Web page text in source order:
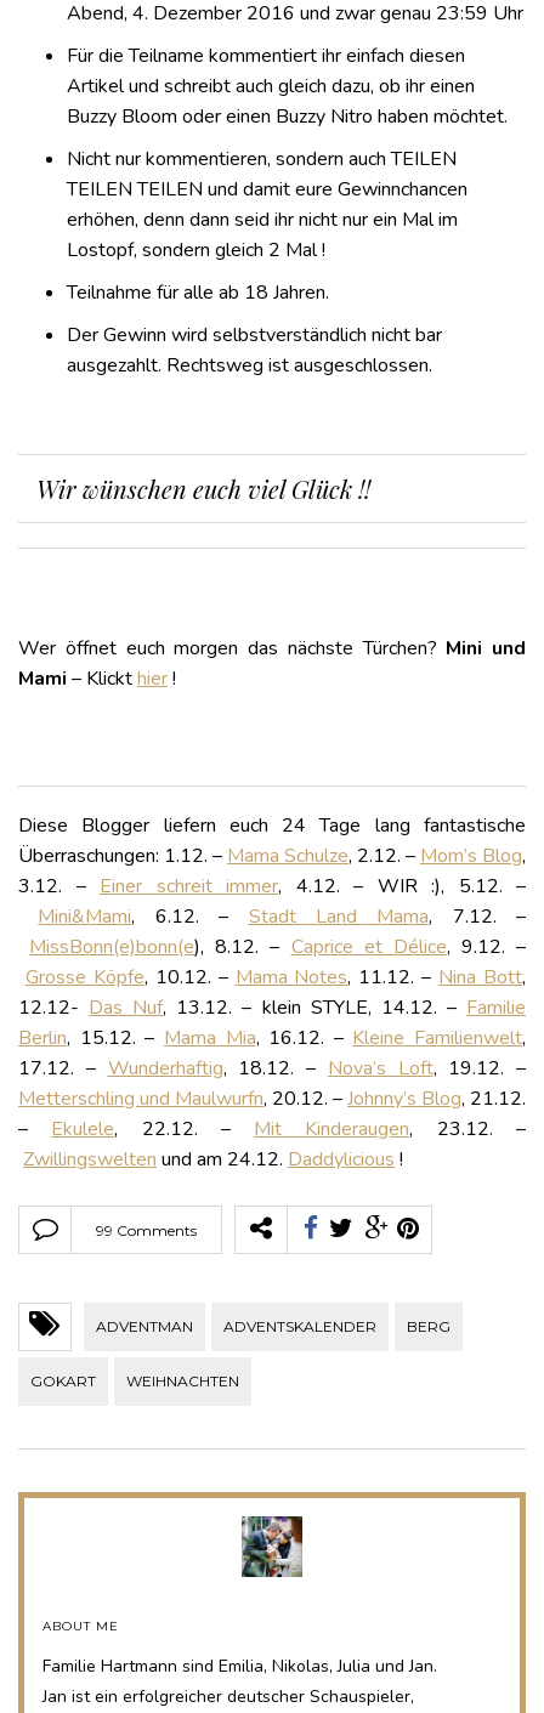
Abend, 4. Dezember 2016 und zwar genau 23:59 Uhr
Für die Teilname kommentiert ihr einfach diesen
Artikel und schreibt auch gleich dazu, ob ihr einen
Buzzy Bloom oder einen Buzzy Nitro haben möchtet.
Nicht nur kommentieren, sondern auch TEILEN
TEILEN TEILEN und damit eure Gewinnchancen
erhöhen, denn dann seid ihr nicht nur ein Mal im
Lostopf, sondern gleich 2 Mal !
Teilnahme für alle ab 18 Jahren.
Der Gewinn wird selbstverständlich nicht bar
ausgezahlt. Rechtsweg ist ausgeschlossen.
Wir wünschen euch viel Glück !!
Wer öffnet euch morgen das nächste Türchen? Mini und
Mami – Klickthier!
Diese Blogger liefern euch 24 Tage lang fantastische
Überraschungen: 1.12. – Mama Schulze, 2.12. – Mom’s Blog,
3.12. – Einer schreit immer, 4.12. – WIR :), 5.12. –
Mini&Mami, 6.12. – Stadt Land Mama, 7.12. –
MissBonn(e)bonn(e), 8.12. – Caprice et Délice, 9.12. –
Grosse Köpfe, 10.12. – Mama Notes, 11.12. – Nina Bott,
12.12- Das Nuf, 13.12. – klein STYLE, 14.12. – Familie
Berlin, 15.12. – Mama Mia, 16.12. – Kleine Familienwelt,
17.12. – Wunderhaftig, 18.12. – Nova’s Loft, 19.12. –
Metterschling und Maulwurfn, 20.12. –Johnny’s Blog, 21.12.
– Ekulele, 22.12. – Mit Kinderaugen, 23.12. –
Zwillingswelten und am 24.12. Daddylicious !
99 Comments
ADVENTMAN ADVENTSKALENDER BERG
GOKART WEIHNACHTEN
ABOUT ME
Familie Hartmann sind Emilia, Nikolas, Julia und Jan.
Jan ist ein erfolgreicher deutscher Schauspieler,